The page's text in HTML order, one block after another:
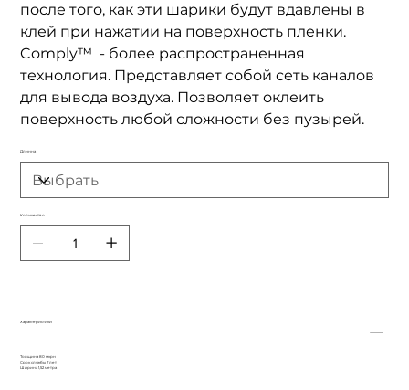
после того, как эти шарики будут вдавлены в
клей при нажатии на поверхность пленки.
Comply™ - более распространенная
технология. Представляет собой сеть каналов
для вывода воздуха. Позволяет оклеить
поверхность любой сложности без пузырей.
Длинна
Количество
Характеристики
Толщина 80 мкрн
Срок службы 7 лет
Ширина 1,52 метра